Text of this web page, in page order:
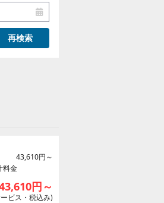
再検索
43,610円～
料金
円～
ビス・税込み)